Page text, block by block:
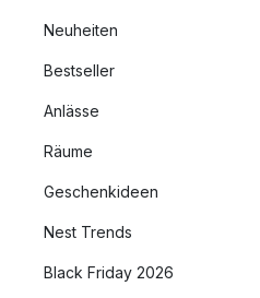
Neuheiten
Bestseller
Anlässe
Räume
Geschenkideen
Nest Trends
Black Friday 2026